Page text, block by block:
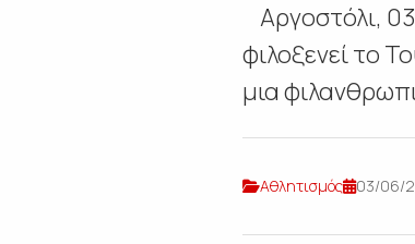
Αργοστόλι,
φιλοξενεί το
μια
Αθλητισμός 03/06/